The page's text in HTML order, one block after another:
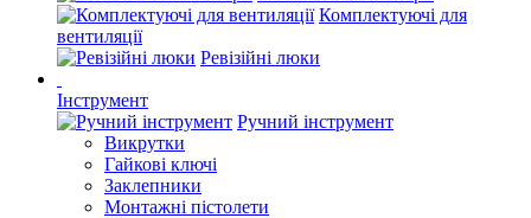
Комплектуючі для
вентиляції
Ревізійні люки
Інструмент
Ручний інструмент
Викрутки
Гайкові ключі
Заклепники
Монтажні пістолети